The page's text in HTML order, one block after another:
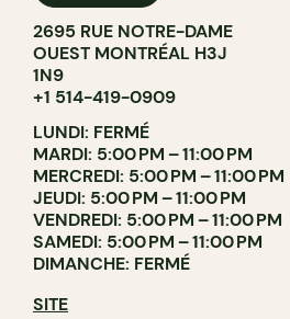
2695 RUE NOTRE-DAME
OUEST MONTRÉAL H3J
1N9
+1 514-419-0909
LUNDI: FERMÉ
MARDI: 5:00 PM – 11:00 PM
MERCREDI: 5:00 PM – 11:00 PM
JEUDI: 5:00 PM – 11:00 PM
VENDREDI: 5:00 PM – 11:00 PM
SAMEDI: 5:00 PM – 11:00 PM
DIMANCHE: FERMÉ
SITE